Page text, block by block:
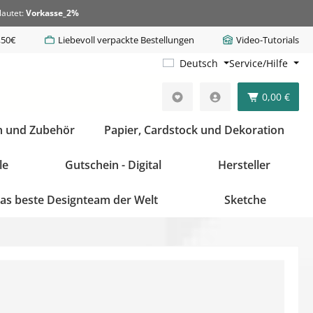
Vorkasse_2%
Liebevoll verpackte Bestellungen Video-Tutorials
Deutsch Service/Hilfe
0,00 €
und Zubehör Papier, Cardstock und Dekoration
Gutschein - Digital Hersteller
beste Designteam der Welt Sketche